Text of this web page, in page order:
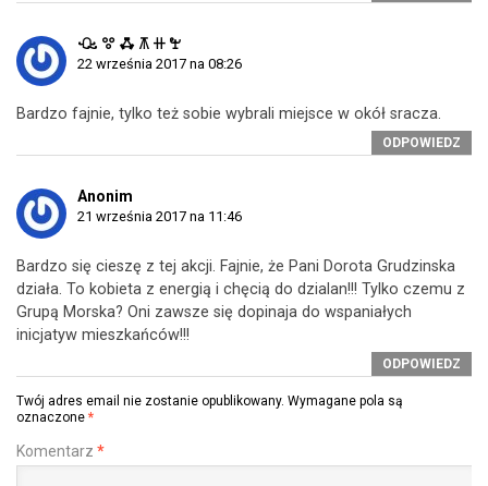
ꘐ ꖜ ꗈ ꕧ ꔠ ꖟ
22 września 2017 na 08:26
Bardzo fajnie, tylko też sobie wybrali miejsce w okół sracza.
ODPOWIEDZ
Anonim
21 września 2017 na 11:46
Bardzo się cieszę z tej akcji. Fajnie, że Pani Dorota Grudzinska
działa. To kobieta z energią i chęcią do dzialan!!! Tylko czemu z
Grupą Morska? Oni zawsze się dopinaja do wspaniałych
inicjatyw mieszkańców!!!
ODPOWIEDZ
Twój adres email nie zostanie opublikowany. Wymagane pola są
oznaczone *
Komentarz *